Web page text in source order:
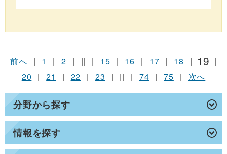
分野から探す
情報を探す
前へ | 1 | 2 | || | 15 | 16 | 17 | 18 | 19 |
20
| 21 | 22 | 23 | || | 74 | 75 | 次へ